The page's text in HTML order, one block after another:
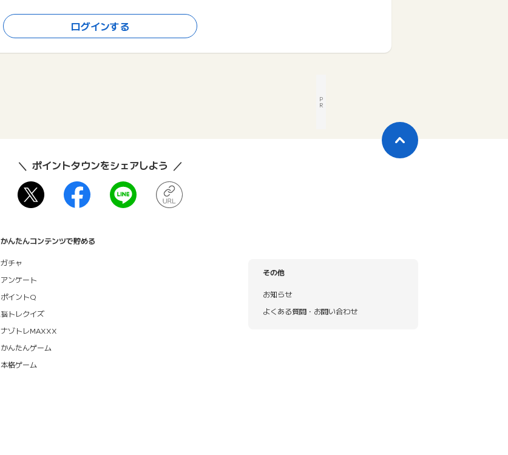
ログインする
P
R
ポイントタウンをシェアしよう
かんたんコンテンツで貯める
ガチャ
アンケート
ポイントQ
脳トレクイズ
ナゾトレMAXXX
かんたんゲーム
本格ゲーム
その他
お知らせ
よくある質問・お問い合わせ